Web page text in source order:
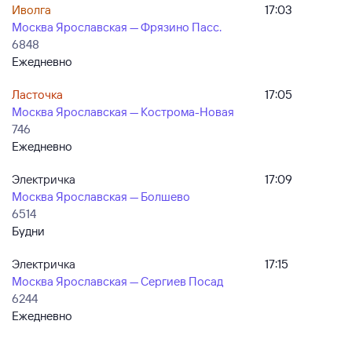
Иволга
Москва Ярославская — Фрязино Пасс.
6848
Ежедневно
17:03
Ласточка
Москва Ярославская — Кострома-Новая
746
Ежедневно
17:05
Электричка
Москва Ярославская — Болшево
6514
Будни
17:09
Электричка
Москва Ярославская — Сергиев Посад
6244
Ежедневно
17:15